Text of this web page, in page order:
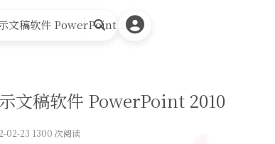
文稿软件 PowerPoint 2010
搜
文稿软件 PowerPoint 2010
02-23 1300 次阅读